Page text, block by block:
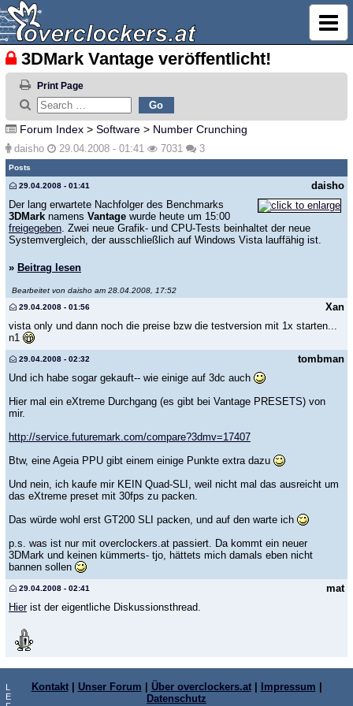
3DMark Vantage veröffentlicht!
Print Page
Forum Index > Software > Number Crunching
daisho 29.04.2008 - 01:41 7031 3
Posts
daisho
29.04.2008 - 01:41
Der lang erwartete Nachfolger des Benchmarks
3DMark namens Vantage wurde heute um 15:00
freigegeben. Zwei neue Grafik- und CPU-Tests beinhaltet der neue
Systemvergleich, der ausschließlich auf Windows Vista lauffähig ist.
» Beitrag lesen
Bearbeitet von daisho am 28.04.2008, 17:52
Xan
29.04.2008 - 01:56
vista only und dann noch die preise bzw die testversion mit 1x starten...
n1
tombman
29.04.2008 - 02:32
Und ich habe sogar gekauft-- wie einige auf 3dc auch
Hier mal ein eXtreme Durchgang (es gibt bei Vantage PRESETS) von
mir.
http://service.futuremark.com/compare?3dmv=17407
Btw, eine Ageia PPU gibt einem einige Punkte extra dazu
Und nein, ich kaufe mir KEIN Quad-SLI, weil nicht mal das ausreicht um
das eXtreme preset mit 30fps zu packen.
Das würde wohl erst GT200 SLI packen, und auf den warte ich
p.s. was ist nur mit overclockers.at passiert. Da kommt ein neuer
3DMark und keinen kümmerts- tjo, hättets mich damals eben nicht
bannen sollen
mat
29.04.2008 - 02:41
Hierist der eigentliche Diskussionsthread.
L
E
Kontakt| Unser Forum Über overclockers.at| Impressum
Datenschutz